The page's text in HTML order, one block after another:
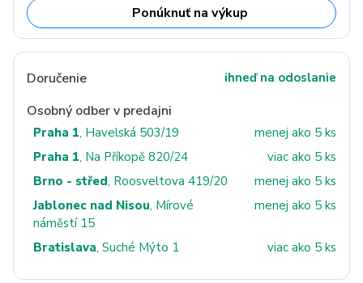
Ponúknuť na výkup
Doručenie ihneď na odoslanie
Osobný odber v predajni
Praha 1, Havelská 503/19
menej ako 5 ks
Praha 1, Na Příkopě 820/24
viac ako 5 ks
Brno - střed, Roosveltova 419/20
menej ako 5 ks
Jablonec nad Nisou, Mírové
náměstí 15
menej ako 5 ks
Bratislava, Suché Mýto 1 viac ako 5 ks